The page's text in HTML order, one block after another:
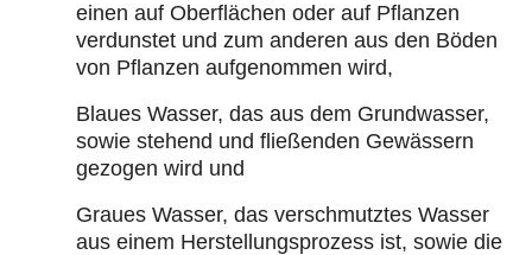
einen auf Oberflächen oder auf Pflanzen
verdunstet und zum anderen aus den Böden
von Pflanzen aufgenommen wird,
Blaues Wasser, das aus dem Grundwasser,
sowie stehend und fließenden Gewässern
gezogen wird und
Graues Wasser, das verschmutztes Wasser
aus einem Herstellungsprozess ist, sowie die